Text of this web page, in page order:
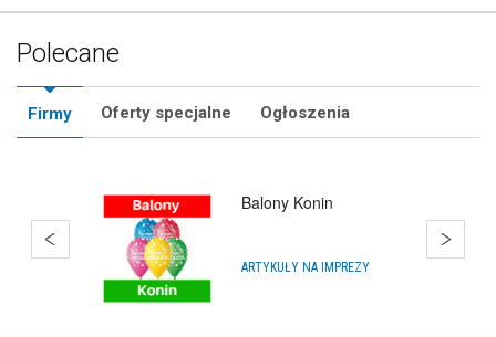
Polecane
Firmy Oferty specjalne Ogłoszenia
Balony Konin
ARTYKUŁY NA IMPREZY